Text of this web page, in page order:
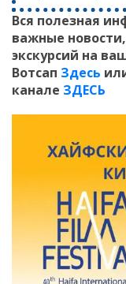
Вся полезная
важные
экскурсий на
Вотсап Здесь
канале ЗДЕСЬ